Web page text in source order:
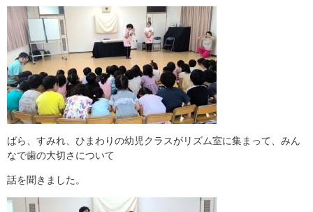
ばら、すみれ、ひまわりの幼児クラスがリズム室に集まって、みん
なで歯の大切さについて
話を聞きました。